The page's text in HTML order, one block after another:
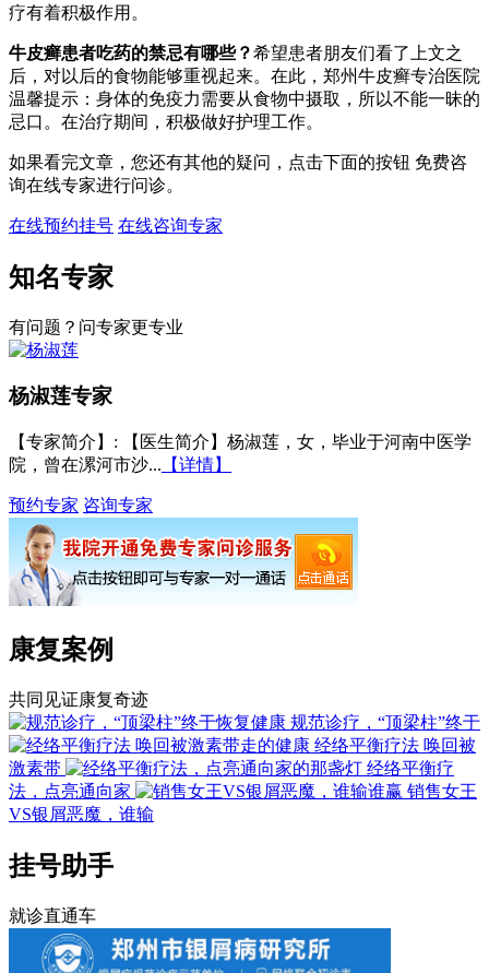
疗有着积极作用。
牛皮癣患者吃药的禁忌有哪些？希望患者朋友们看了上文之
后，对以后的食物能够重视起来。在此，郑州牛皮癣专治医院
温馨提示：身体的免疫力需要从食物中摄取，所以不能一昧的
忌口。在治疗期间，积极做好护理工作。
如果看完文章，您还有其他的疑问，点击下面的按钮 免费咨
询在线专家进行问诊。
在线预约挂号 在线咨询专家
知名专家
有问题？问专家更专业
杨淑莲专家
【专家简介】 : 【医生简介】杨淑莲，女，毕业于河南中医学
院，曾在漯河市沙... 【详情】
预约专家 咨询专家
康复案例
共同见证康复奇迹
规范诊疗，“顶梁柱”终于
经络平衡疗法 唤回被
激素带
经络平衡疗
法，点亮通向家
销售女王
VS银屑恶魔，谁输
挂号助手
就诊直通车